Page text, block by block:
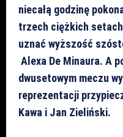
niecałą godzinę
trzech ciężkich
uznać wyższość
Alexa De Minaura. A
dwusetowym meczu
reprezentacji
Kawa i Jan Zieliński.